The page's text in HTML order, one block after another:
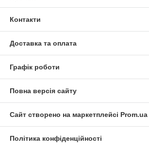
Контакти
Доставка та оплата
Графік роботи
Повна версія сайту
Сайт створено на маркетплейсі Prom.ua
Політика конфіденційності